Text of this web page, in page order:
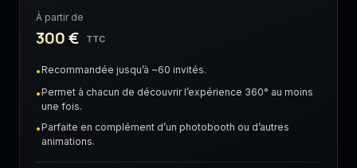
À partir de
300€ TTC
•Recommandée jusqu’à ~60 invités.
•Permet à chacun de découvrir l’expérience 360° au moins
une fois.
•Parfaite en complément d’un photobooth ou d’autres
animations.